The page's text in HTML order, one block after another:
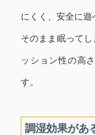
にくく、安全に遊
そのまま眠って
ッション性の高
す。
調湿効果があ